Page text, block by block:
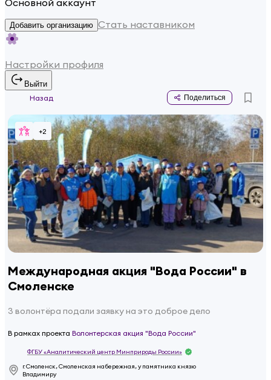
Основной аккаунт
Добавить организацию Стать наставником
Настройки профиля
Выйти
Назад
Поделиться
+2
Международная акция "Вода России" в
Смоленске
3 волонтёра подали заявку на это доброе дело
В рамках проекта Волонтерская акция "Вода России"
ФГБУ «Аналитический центр Минприроды России»
г. Смоленск, Смоленская набережная, у памятника князю
Владимиру